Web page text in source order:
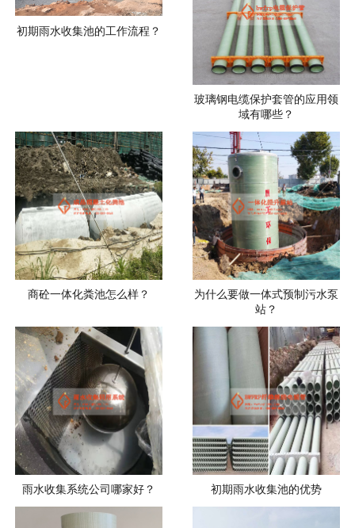
初期雨水收集池的工作流程？
玻璃钢电缆保护套管的应用领
域有哪些？
商砼一体化粪池怎么样？
为什么要做一体式预制污水泵
站？
雨水收集系统公司哪家好？ 初期雨水收集池的优势